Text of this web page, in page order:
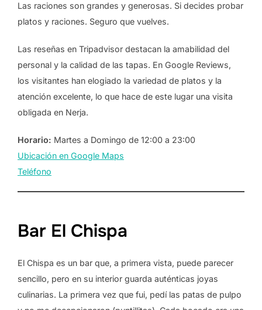
Las raciones son grandes y generosas. Si decides probar
platos y raciones. Seguro que vuelves.
Las reseñas en Tripadvisor destacan la amabilidad del
personal y la calidad de las tapas. En Google Reviews,
los visitantes han elogiado la variedad de platos y la
atención excelente, lo que hace de este lugar una visita
obligada en Nerja.
Horario: Martes a Domingo de 12:00 a 23:00
Ubicación en Google Maps
Teléfono
Bar El Chispa
El Chispa es un bar que, a primera vista, puede parecer
sencillo, pero en su interior guarda auténticas joyas
culinarias. La primera vez que fui, pedí las patas de pulpo